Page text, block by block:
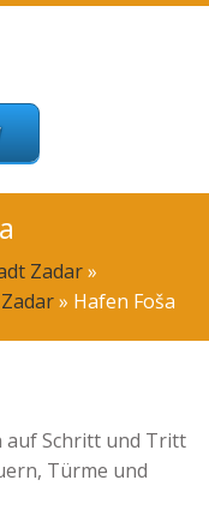
Zadar»
» Hafen Foša
auf Schritt und Tritt
Türme und